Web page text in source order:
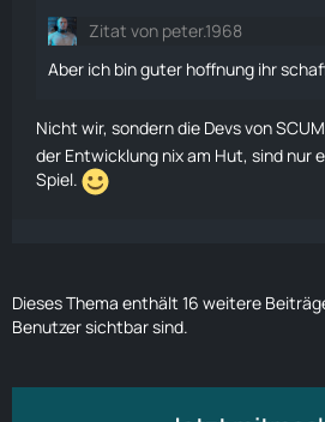
Zitat von peter.1968
Aber ich bin guter hoffnung ihr
Nicht wir, sondern die Devs von
der Entwicklung nix am Hut, sind nur
Spiel.
Dieses Thema enthält 16 weitere
Benutzer sichtbar sind.